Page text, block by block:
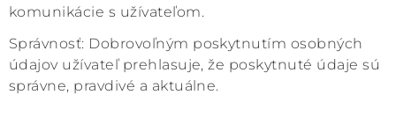
komunikácie s užívateľom.
Správnosť: Dobrovoľným poskytnutím osobných
údajov užívateľ prehlasuje, že poskytnuté údaje sú
správne, pravdivé a aktuálne.